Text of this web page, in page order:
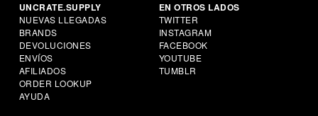
UNCRATE.SUPPLY
NUEVAS LLEGADAS
BRANDS
DEVOLUCIONES
ENVÍOS
AFILIADOS
ORDER LOOKUP
AYUDA
EN OTROS LADOS
TWITTER
INSTAGRAM
FACEBOOK
YOUTUBE
TUMBLR